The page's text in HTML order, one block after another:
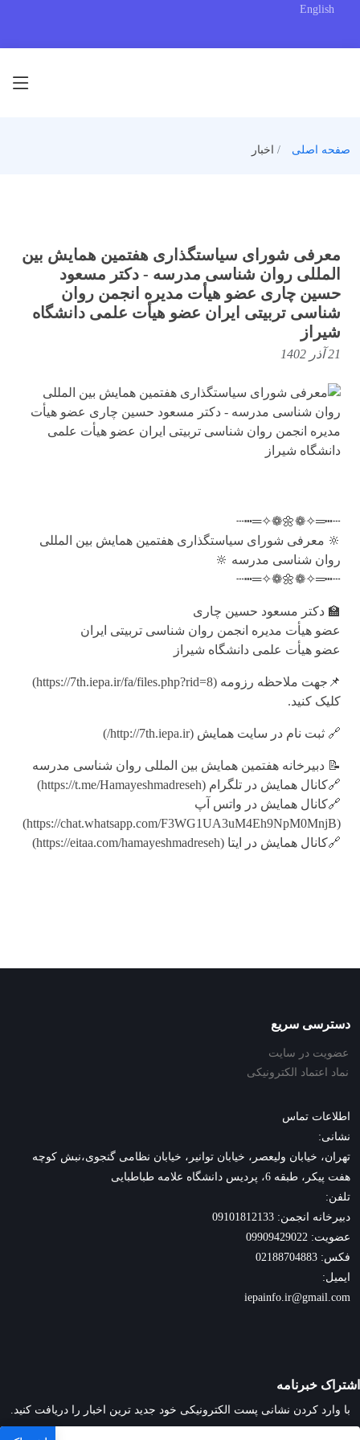
English
صفحه اصلی اخبار
معرفی شورای سیاستگذاری هفتمین همایش بین
المللی روان شناسی مدرسه - دکتر مسعود
حسین چاری عضو هیأت مدیره انجمن روان
شناسی تربیتی ایران عضو هیأت علمی دانشگاه
شیراز
21 آذر 1402
┄┅═✧❁🌼❁✧═┅┄
🔆 معرفی شورای سیاستگذاری هفتمین همایش بین المللی
روان شناسی مدرسه 🔆
┄┅═✧❁🌼❁✧═┅┄
🏫 دکتر مسعود حسین چاری
عضو هیأت مدیره انجمن روان شناسی تربیتی ایران
عضو هیأت علمی دانشگاه شیراز
📌جهت ملاحظه رزومه (https://7th.iepa.ir/fa/files.php?rid=8)
کلیک کنید.
🔗 ثبت نام در سایت همایش (http://7th.iepa.ir/)
📝 دبیرخانه هفتمین همایش بین المللی روان شناسی مدرسه
🔗کانال همایش در تلگرام (https://t.me/Hamayeshmadreseh)
🔗کانال همایش در واتس آپ
(https://chat.whatsapp.com/F3WG1UA3uM4Eh9NpM0MnjB)
🔗کانال همایش در ایتا (https://eitaa.com/hamayeshmadreseh)
دسترسی سریع
عضویت در سایت
نماد اعتماد الکترونیکی
اطلاعات تماس
نشانی:
تهران، خیابان ولیعصر، خیابان توانیر، خیابان نظامی گنجوی،نبش کوچه
هفت پیکر، طبقه 6، پردیس دانشگاه علامه طباطبایی
تلفن:
دبیرخانه انجمن: 09101812133
عضویت: 09909429022
فکس: 02188704883
ایمیل:
iepainfo.ir@gmail.com
اشتراک خبرنامه
با وارد کردن نشانی پست الکترونیکی خود جدید ترین اخبار را دریافت کنید.